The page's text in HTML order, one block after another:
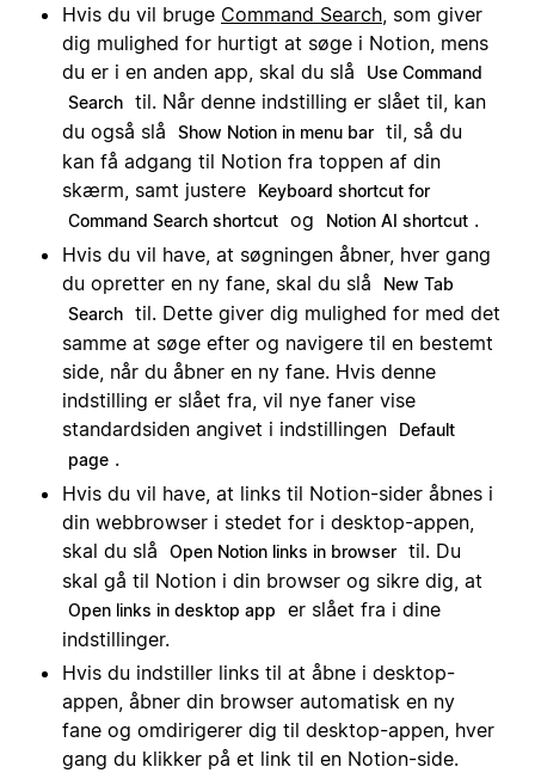
Hvis du vil bruge Command Search , som giver
dig mulighed for hurtigt at søge i Notion, mens
du er i en anden app, skal du slå
Use Command
Search til. Når denne indstilling er slået til, kan
du også slå
Show Notion in menu bar til, så du
kan få adgang til Notion fra toppen af din
skærm, samt justere
Keyboard shortcut for
Command Search shortcut og Notion AI shortcut .
Hvis du vil have, at søgningen åbner, hver gang
du opretter en ny fane, skal du slå
New Tab
Search til. Dette giver dig mulighed for med det
samme at søge efter og navigere til en bestemt
side, når du åbner en ny fane. Hvis denne
indstilling er slået fra, vil nye faner vise
standardsiden angivet i indstillingen
Default
page .
Hvis du vil have, at links til Notion-sider åbnes i
din webbrowser i stedet for i desktop-appen,
skal du slå
Open Notion links in browser til. Du
skal gå til Notion i din browser og sikre dig, at
Open links in desktop app
er slået fra i dine
indstillinger.
Hvis du indstiller links til at åbne i desktop-
appen, åbner din browser automatisk en ny
fane og omdirigerer dig til desktop-appen, hver
gang du klikker på et link til en Notion-side.